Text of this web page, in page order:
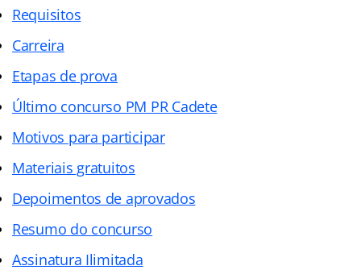
Requisitos
Carreira
Etapas de prova
Último concurso PM PR Cadete
Motivos para participar
Materiais gratuitos
Depoimentos de aprovados
Resumo do concurso
Assinatura Ilimitada